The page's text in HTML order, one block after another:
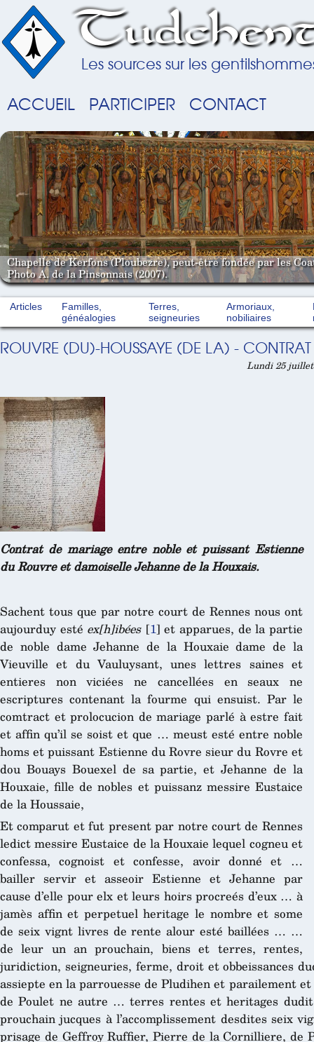
Les sources sur les
ACCUEIL PARTICIPER CONTACT
Chapelle de Kerfons (Ploubezre), peut-être fondée par les
Photo A. de la Pinsonnais (2007).
Articles
Familles,
généalogies
Terres,
seigneuries
Armoriaux,
nobiliaires
ROUVRE (DU)-HOUSSAYE (DE LA) -
Lundi 25
Contrat de mariage entre noble et puissant Estienne
du Rouvre et damoiselle Jehanne de la Houxais.
Sachent tous que par notre court de Rennes nous ont
aujourduy esté ex[h]ibées[1] et apparues, de la partie
de noble dame Jehanne de la Houxaie dame de la
Vieuville et du Vauluysant, unes lettres saines et
entieres non viciées ne cancellées en seaux ne
escriptures contenant la fourme qui ensuist. Par le
comtract et prolocucion de mariage parlé à estre fait
et affin qu’il se soist et que … meust esté entre noble
homs et puissant Estienne du Rovre sieur du Rovre et
dou Bouays Bouexel de sa partie, et Jehanne de la
Houxaie, fille de nobles et puissanz messire Eustaice
de la Houssaie,
Et comparut et fut present par notre court de Rennes
ledict messire Eustaice de la Houxaie lequel cogneu et
confessa, cognoist et confesse, avoir donné et …
bailler servir et asseoir Estienne et Jehanne par
cause d’elle pour elx et leurs hoirs procreés d’eux … à
jamès affin et perpetuel heritage le nombre et some
de seix vignt livres de rente alour esté baillées … …
de leur un an prouchain, biens et terres, rentes,
juridiction, seigneuries, ferme, droit et obbeissances
assiepte en la parrouesse de Pludihen et parailement
de Poulet ne autre … terres rentes et heritages
prouchain jucques à l’accomplissement desdites seix
prisage de Geffroy Ruffier, Pierre de la Cornilliere, de